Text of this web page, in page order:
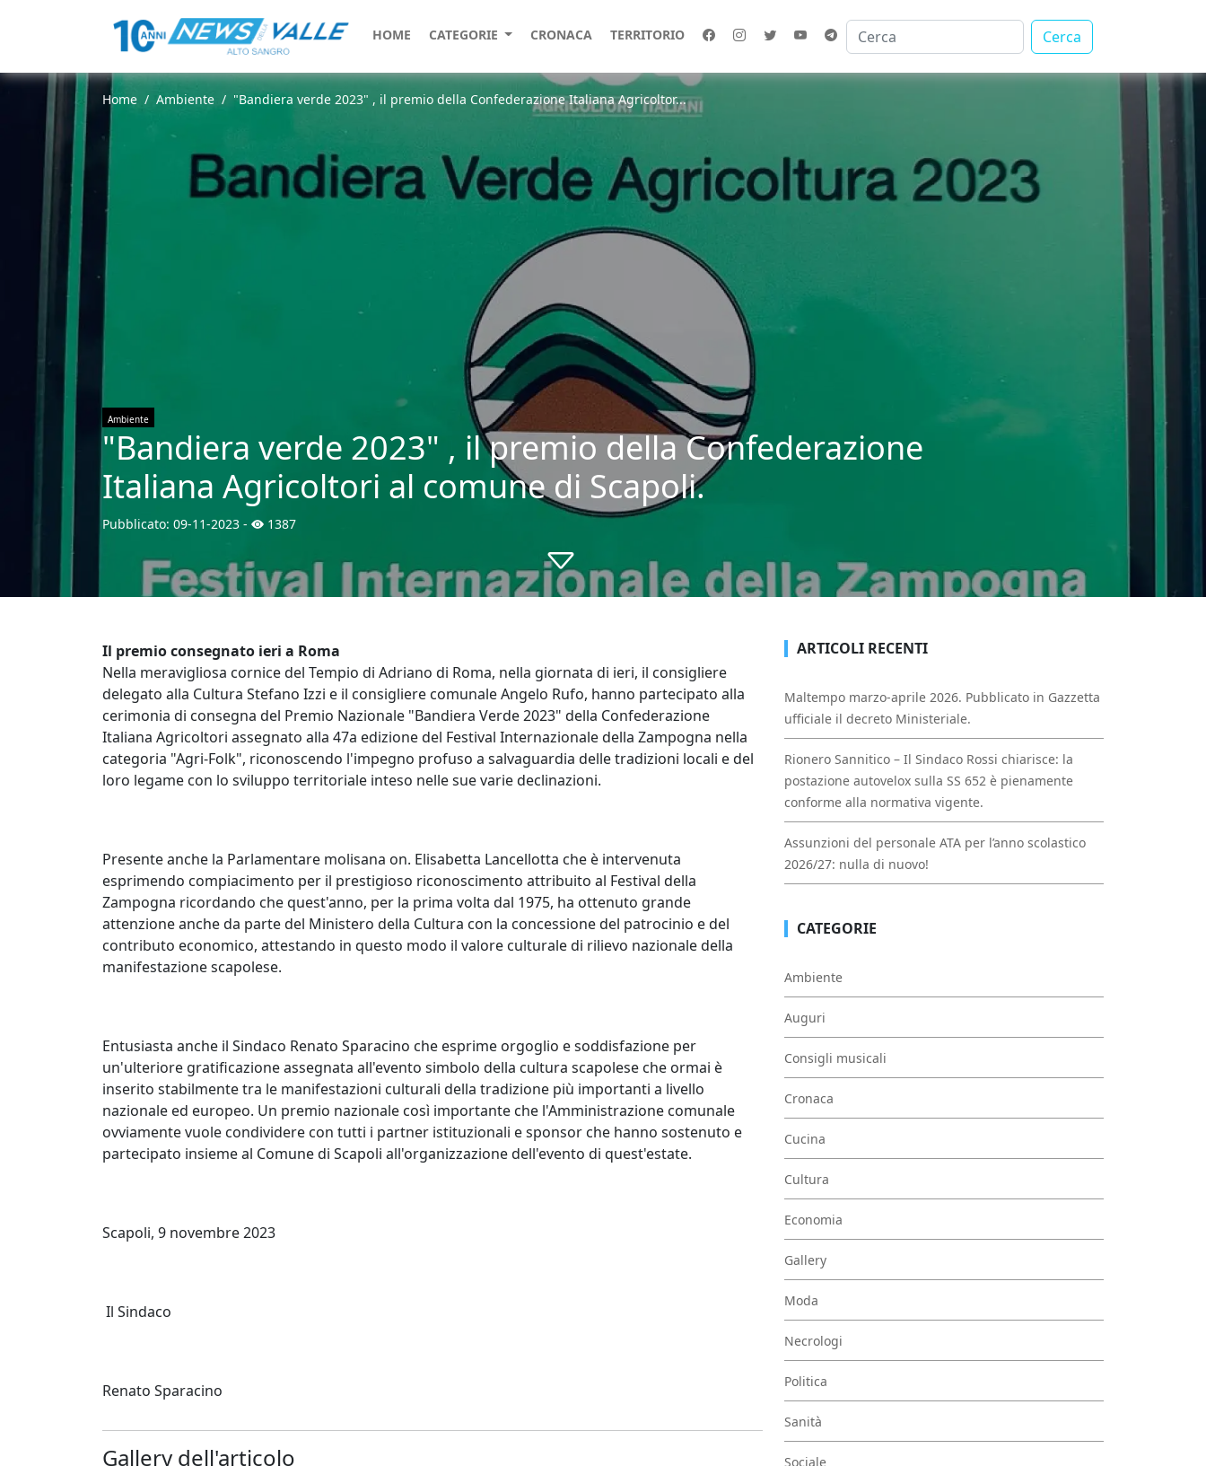
HOME CATEGORIE CRONACA TERRITORIO Cerca
Home Ambiente "Bandiera verde 2023" , il premio della Confederazione Italiana Agricoltor...
Ambiente
"Bandiera verde 2023" , il premio della Confederazione
Italiana Agricoltori al comune di Scapoli.
Pubblicato: 09-11-2023 - 1387
Il premio consegnato ieri a Roma
Nella meravigliosa cornice del Tempio di Adriano di Roma, nella giornata di ieri, il consigliere
delegato alla Cultura Stefano Izzi e il consigliere comunale Angelo Rufo, hanno partecipato alla
cerimonia di consegna del Premio Nazionale "Bandiera Verde 2023" della Confederazione
Italiana Agricoltori assegnato alla 47a edizione del Festival Internazionale della Zampogna nella
categoria "Agri-Folk", riconoscendo l'impegno profuso a salvaguardia delle tradizioni locali e del
loro legame con lo sviluppo territoriale inteso nelle sue varie declinazioni.
Presente anche la Parlamentare molisana on. Elisabetta Lancellotta che è intervenuta
esprimendo compiacimento per il prestigioso riconoscimento attribuito al Festival della
Zampogna ricordando che quest'anno, per la prima volta dal 1975, ha ottenuto grande
attenzione anche da parte del Ministero della Cultura con la concessione del patrocinio e del
contributo economico, attestando in questo modo il valore culturale di rilievo nazionale della
manifestazione scapolese.
Entusiasta anche il Sindaco Renato Sparacino che esprime orgoglio e soddisfazione per
un'ulteriore gratificazione assegnata all'evento simbolo della cultura scapolese che ormai è
inserito stabilmente tra le manifestazioni culturali della tradizione più importanti a livello
nazionale ed europeo. Un premio nazionale così importante che l'Amministrazione comunale
ovviamente vuole condividere con tutti i partner istituzionali e sponsor che hanno sostenuto e
partecipato insieme al Comune di Scapoli all'organizzazione dell'evento di quest'estate.
Scapoli, 9 novembre 2023
Il Sindaco
Renato Sparacino
Gallery dell'articolo
ARTICOLI RECENTI
Maltempo marzo-aprile 2026. Pubblicato in Gazzetta
ufficiale il decreto Ministeriale.
Rionero Sannitico – Il Sindaco Rossi chiarisce: la
postazione autovelox sulla SS 652 è pienamente
conforme alla normativa vigente.
Assunzioni del personale ATA per l’anno scolastico
2026/27: nulla di nuovo!
CATEGORIE
Ambiente
Auguri
Consigli musicali
Cronaca
Cucina
Cultura
Economia
Gallery
Moda
Necrologi
Politica
Sanità
Sociale